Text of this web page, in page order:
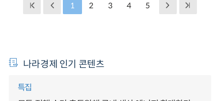
1 2 3 4 5
나라경제 인기 콘텐츠
특집